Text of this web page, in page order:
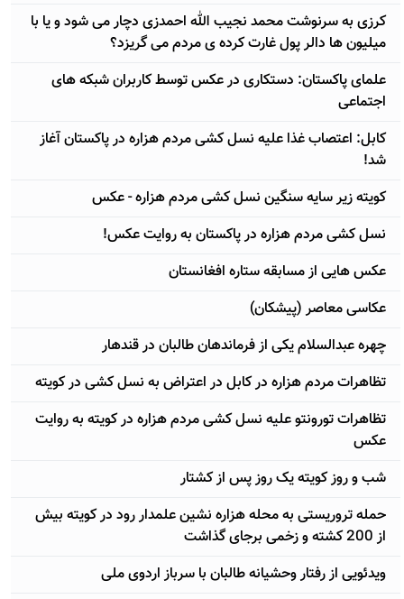
کرزی به سرنوشت محمد نجیب‌ الله احمدزی دچار می شود و یا با
میلیون ها دالر پول غارت کرده ی مردم می گریزد؟
علمای پاکستان: دستکاری در عکس توسط کاربران شبکه های
اجتماعی
کابل: اعتصاب غذا علیه نسل کشی مردم هزاره در پاکستان آغاز
شد!
کویته زیر سایه سنگین نسل کشی مردم هزاره - عکس
نسل کشی مردم هزاره در پاکستان به روایت عکس!
عکس هایی از مسابقه ستاره افغانستان
عكاسی معاصر (پيشكان)
چهره عبدالسلام یکی از فرماندهان طالبان در قندهار
تظاهرات مردم هزاره در کابل در اعتراض به نسل کشی در کویته
تظاهرات تورونتو علیه نسل کشی مردم هزاره در کویته به روایت
عکس
شب و روز کویته یک روز پس از کشتار
حمله تروریستی به محله هزاره نشین علمدار رود در کویته بیش
از 200 کشته و زخمی برجای گذاشت
ویدئویی از رفتار وحشیانه طالبان با سرباز اردوی ملی